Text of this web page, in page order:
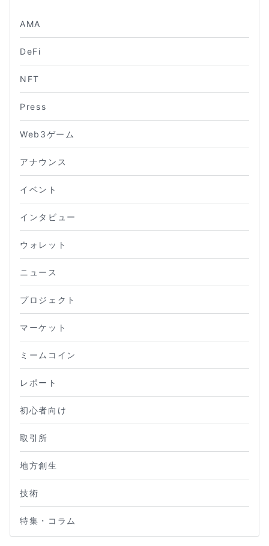
AMA
DeFi
NFT
Press
Web3ゲーム
アナウンス
イベント
インタビュー
ウォレット
ニュース
プロジェクト
マーケット
ミームコイン
レポート
初心者向け
取引所
地方創生
技術
特集・コラム